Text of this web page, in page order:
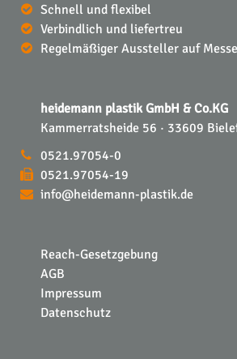
Schnell und flexibel
Verbindlich und liefertreu
Regelmäßiger Aussteller auf
heidemann plastik GmbH & Co.KG
Kammerratsheide 56 · 33609
0521.97054-0
0521.97054-19
info@heidemann-plastik.de
Reach-Gesetzgebung
AGB
Impressum
Datenschutz